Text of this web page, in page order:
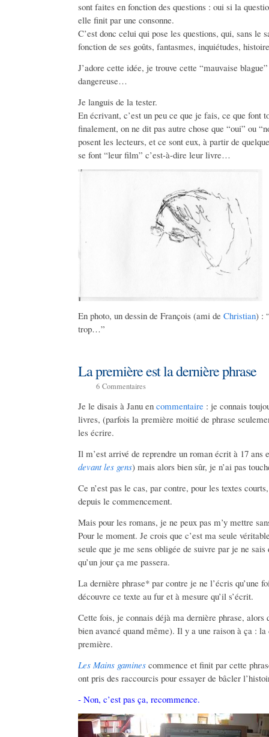
sont faites en fonction des questions : oui si la
elle finit par une consonne.
C’est donc celui qui pose les questions, qui, sans le
fonction de ses goûts, fantasmes, inquiétudes,
J’adore cette idée, je trouve cette “mauvaise
dangereuse…
Je languis de la tester.
En écrivant, c’est un peu ce que je fais, ce que font
finalement, on ne dit pas autre chose que “oui” ou
posent les lecteurs, et ce sont eux, à partir de
se font “leur film” c’est-à-dire leur livre…
En photo, un dessin de François (ami de Christian) :
trop…”
La première est la dernière phrase
6 Commentaires
Je le disais à Janu en commentaire : je connais
livres, (parfois la première moitié de phrase
les écrire.
Il m’est arrivé de reprendre un roman écrit à 17
devant les gens) mais alors bien sûr, je n’ai pas
Ce n’est pas le cas, par contre, pour les textes
depuis le commencement.
Mais pour les romans, je ne peux pas m’y mettre
Pour le moment. Je crois que c’est ma seule
seule que je me sens obligée de suivre par je ne
qu’un jour ça me passera.
La dernière phrase* par contre je ne l’écris qu’une
découvre ce texte au fur et à mesure qu’il s’écrit.
Cette fois, je connais déjà ma dernière phrase, alors
bien avancé quand même). Il y a une raison à ça :
première.
Les Mains gamines commence et finit par cette
ont pris des raccourcis pour essayer de bâcler
- Non, c’est pas ça, recommence.